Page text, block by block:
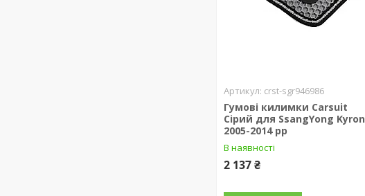
crst-sgr946986
Гумові килимки Carsuit
Сірий для SsangYong Kyron
2005-2014 рр
В наявності
2 137 ₴